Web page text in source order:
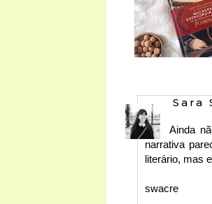
Sara
Ainda
narrativa
literário, mas
swacre